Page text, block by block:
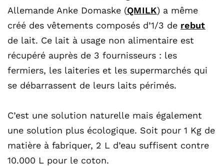
Allemande Anke Domaske (QMILK) a même
créé des vêtements composés d’1/3 de rebut
de lait. Ce lait à usage non alimentaire est
récupéré auprès de 3 fournisseurs : les
fermiers, les laiteries et les supermarchés qui
se débarrassent de leurs laits périmés.
C’est une solution naturelle mais également
une solution plus écologique. Soit pour 1 Kg de
matière à fabriquer, 2 L d’eau suffisent contre
10.000 L pour le coton.